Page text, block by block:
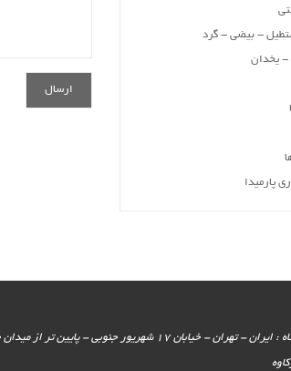
- بیضی - گرد
- یخدان
پارمیدا
آدرس نمایشگاه : ایران - تهران - خیابان 17 شهریور جنوبی -